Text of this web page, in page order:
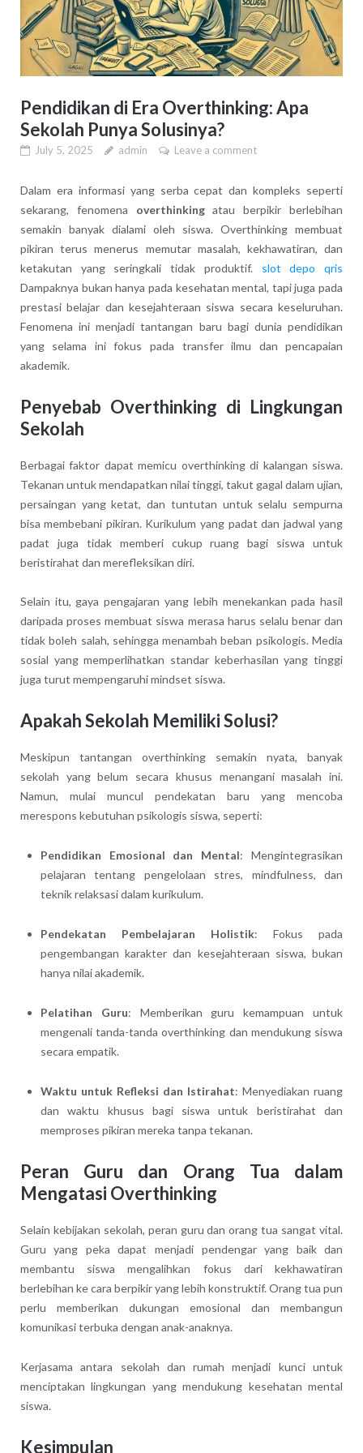
Pendidikan di Era Overthinking: Apa
Sekolah Punya Solusinya?
July 5, 2025 admin Leave a comment
Dalam era informasi yang serba cepat dan kompleks seperti
sekarang, fenomena overthinkingatau berpikir berlebihan
semakin banyak dialami oleh siswa. Overthinking membuat
pikiran terus menerus memutar masalah, kekhawatiran, dan
ketakutan yang seringkali tidak produktif. slot depo qris
Dampaknya bukan hanya pada kesehatan mental, tapi juga pada
prestasi belajar dan kesejahteraan siswa secara keseluruhan.
Fenomena ini menjadi tantangan baru bagi dunia pendidikan
yang selama ini fokus pada transfer ilmu dan pencapaian
akademik.
Penyebab Overthinking di Lingkungan
Sekolah
Berbagai faktor dapat memicu overthinking di kalangan siswa.
Tekanan untuk mendapatkan nilai tinggi, takut gagal dalam ujian,
persaingan yang ketat, dan tuntutan untuk selalu sempurna
bisa membebani pikiran. Kurikulum yang padat dan jadwal yang
padat juga tidak memberi cukup ruang bagi siswa untuk
beristirahat dan merefleksikan diri.
Selain itu, gaya pengajaran yang lebih menekankan pada hasil
daripada proses membuat siswa merasa harus selalu benar dan
tidak boleh salah, sehingga menambah beban psikologis. Media
sosial yang memperlihatkan standar keberhasilan yang tinggi
juga turut mempengaruhi mindset siswa.
Apakah Sekolah Memiliki Solusi?
Meskipun tantangan overthinking semakin nyata, banyak
sekolah yang belum secara khusus menangani masalah ini.
Namun, mulai muncul pendekatan baru yang mencoba
merespons kebutuhan psikologis siswa, seperti:
Pendidikan Emosional dan Mental: Mengintegrasikan
pelajaran tentang pengelolaan stres, mindfulness, dan
teknik relaksasi dalam kurikulum.
Pendekatan Pembelajaran Holistik: Fokus pada
pengembangan karakter dan kesejahteraan siswa, bukan
hanya nilai akademik.
Pelatihan Guru: Memberikan guru kemampuan untuk
mengenali tanda-tanda overthinking dan mendukung siswa
secara empatik.
Waktu untuk Refleksi dan Istirahat: Menyediakan ruang
dan waktu khusus bagi siswa untuk beristirahat dan
memproses pikiran mereka tanpa tekanan.
Peran Guru dan Orang Tua dalam
Mengatasi Overthinking
Selain kebijakan sekolah, peran guru dan orang tua sangat vital.
Guru yang peka dapat menjadi pendengar yang baik dan
membantu siswa mengalihkan fokus dari kekhawatiran
berlebihan ke cara berpikir yang lebih konstruktif. Orang tua pun
perlu memberikan dukungan emosional dan membangun
komunikasi terbuka dengan anak-anaknya.
Kerjasama antara sekolah dan rumah menjadi kunci untuk
menciptakan lingkungan yang mendukung kesehatan mental
siswa.
Kesimpulan